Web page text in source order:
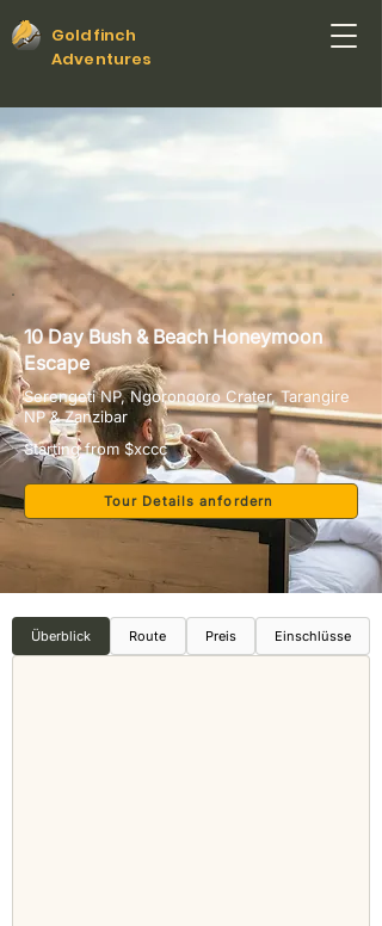
Goldfinch
Adventures
10 Day Bush & Beach Honeymoon
Escape
Serengeti NP, Ngorongoro Crater, Tarangire
NP & Zanzibar
Starting from $xccc
Tour Details anfordern
Überblick Route Preis Einschlüsse